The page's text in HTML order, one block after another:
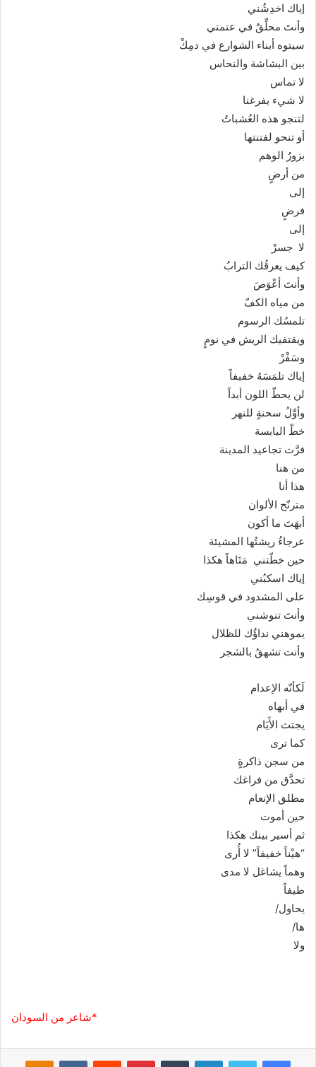
إياك اخدِشُني
وأنتَ محلِّقٌ في عتمتي
سيتوه أبناء الشوارع في دمِكْ
بين البشاشة والنحاس
لا تماس
لا شيء يفرغنا
لتنجو هذه العُشباتُ
أو تنحو لفتنتها
بزورُ الوهم
من أرضٍ
إلى
فرضٍ
إلى
لا جسرْ
كيف يعرقُك الترابُ
وأنتَ أعْوَصَ
من مياه الكفّ
تلمسُك الرسوم
ويقتفيك الريش في نومٍ
وسَفْرْ
إياك تلمَسَهُ خفيفاً
لن يحطّ اللون أبداً
وأوَّلُ سحنةٍ للنهر
خطّ اليابسة
فرَّت تجاعيد المدينة
من هنا
هذا أنا
مترنّح الألوان
أبهَتَ ما أكون
عرجاءُ ريشتُها المشيئة
حين خطّتني مَتَاهاً هكذا
إياك اسكبُني
على المشدود في قوسِك
وأنتَ تنوشني
يموهني نداؤُك للظلال
وأنت تشهقُ بالشجر
لَكأنّه الإعدام
في أبهاه
يجتث الأَيَام
كما ترى
من سجن ذاكرةٍ
تحدَّق من فراغك
مطلق الإنعام
حين أموت
ثم أسير بينك هكذا
“هيْناً خفيفاً” لا أُرى
وهماً يشاغل لا مدى
طيفاً
يحاول/
ها/
ولا
*شاعر من السودان
فيسبوك لينكدإن بينتيريست